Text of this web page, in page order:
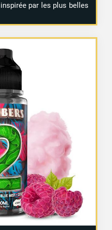
par les plus belles